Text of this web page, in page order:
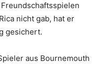
nicht gab, hat er
gesichert.
aus Bournemouth